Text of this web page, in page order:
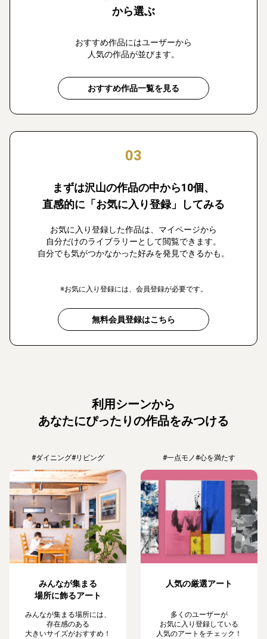
から選ぶ
おすすめ作品にはユーザーから
人気の作品が並びます。
おすすめ作品一覧を見る
03
まずは沢山の作品の中から10個、
直感的に「お気に入り登録」してみる
お気に入り登録した作品は、マイページから
自分だけのライブラリーとして閲覧できます。
自分でも気がつかなかった好みを発見できるかも。
※お気に入り登録には、会員登録が必要です。
無料会員登録はこちら
利用シーンから
あなたにぴったりの作品をみつける
#ダイニング#リビング
みんなが集まる
場所に飾るアート
みんなが集まる場所には、
存在感のある
大きいサイズがおすすめ！
#一点モノ#心を満たす
人気の厳選アート
多くのユーザーが
お気に入り登録している
人気のアートをチェック！